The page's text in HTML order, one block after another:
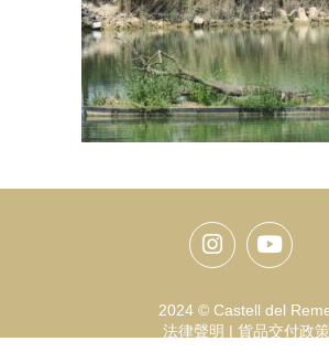
Instagram
2024 © Castell del
法律聲明
貨品交付政策